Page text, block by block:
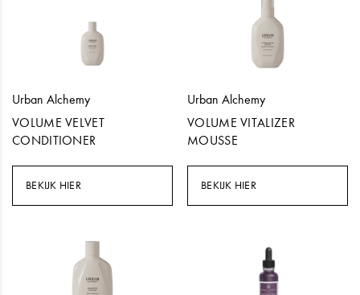
Urban Alchemy
VOLUME VELVET
CONDITIONER
BEKIJK HIER
Urban Alchemy
VOLUME VITALIZER
MOUSSE
BEKIJK HIER